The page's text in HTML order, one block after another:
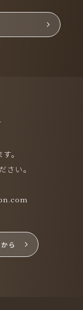
。
さい。
ら